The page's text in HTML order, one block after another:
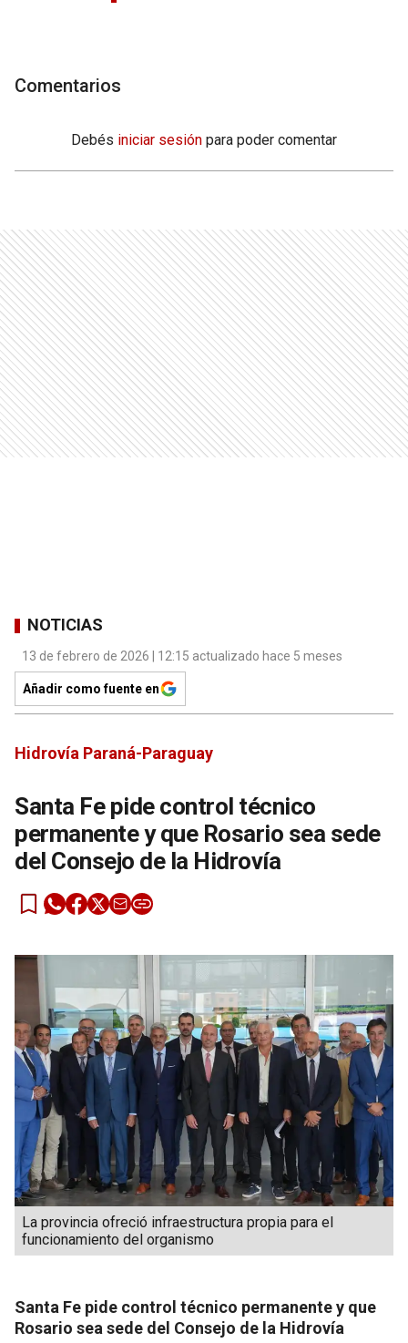
Comentarios
Debés iniciar sesión para poder comentar
NOTICIAS
13 de febrero de 2026 | 12:15 actualizado hace 5 meses
Añadir como fuente en
Hidrovía Paraná-Paraguay
Santa Fe pide control técnico
permanente y que Rosario sea sede
del Consejo de la Hidrovía
La provincia ofreció infraestructura propia para el
funcionamiento del organismo
Santa Fe pide control técnico permanente y que
Rosario sea sede del Consejo de la Hidrovía